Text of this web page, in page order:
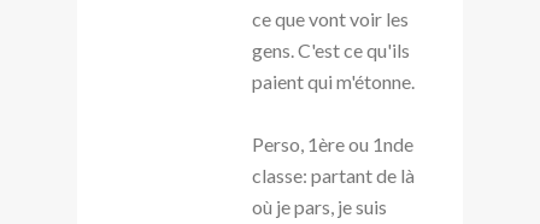
ce que vont voir les
gens. C'est ce qu'ils
paient qui m'étonne.
Perso, 1ère ou 1nde
classe: partant de là
où je pars, je suis